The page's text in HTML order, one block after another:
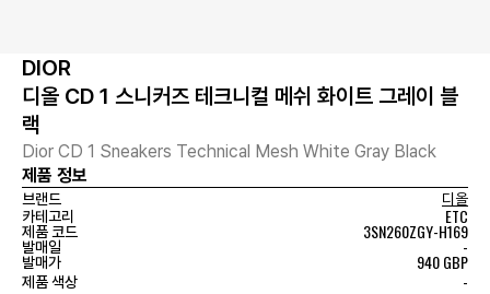
DIOR
디올 CD 1 스니커즈 테크니컬 메쉬 화이트 그레이 블
랙
Dior CD 1 Sneakers Technical Mesh White Gray Black
제품 정보
브랜드
디올
카테고리
ETC
제품 코드 3SN260ZGY-H169
발매일 -
발매가 940 GBP
제품 색상 -